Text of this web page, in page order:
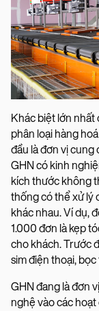
Khác biệt lớn nhất
phân loại hàng
đầu là đơn vị cung
GHN có kinh
kích thước không
thống có thể xử lý
khác nhau. Ví dụ,
1.000 đơn là kẹp
cho khách. Trước
sim điện thoại,
GHN đang là đơn
nghệ vào các